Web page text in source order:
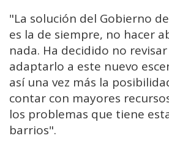
"La solución del Gobierno
es la de siempre, no hacer
nada. Ha decidido no
adaptarlo a este nuevo
así una vez más la
contar con mayores
los problemas que tiene
barrios".